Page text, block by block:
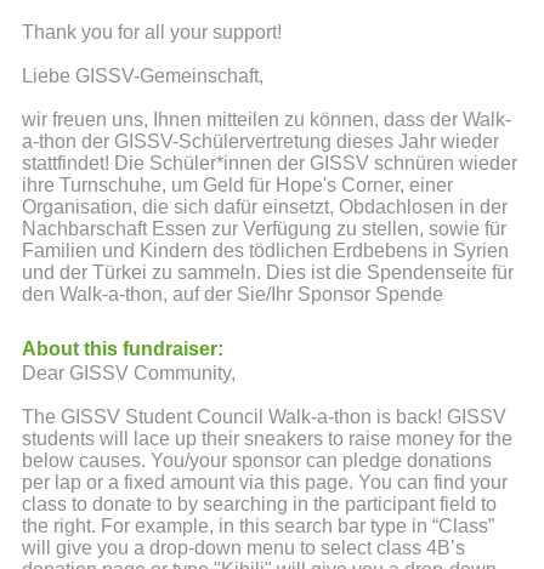
Thank you for all your support!
Liebe GISSV-Gemeinschaft,
wir freuen uns, Ihnen mitteilen zu können, dass der Walk-
a-thon der GISSV-Schülervertretung dieses Jahr wieder
stattfindet! Die Schüler*innen der GISSV schnüren wieder
ihre Turnschuhe, um Geld für Hope's Corner, einer
Organisation, die sich dafür einsetzt, Obdachlosen in der
Nachbarschaft Essen zur Verfügung zu stellen, sowie für
Familien und Kindern des tödlichen Erdbebens in Syrien
und der Türkei zu sammeln. Dies ist die Spendenseite für
den Walk-a-thon, auf der Sie/Ihr Sponsor Spende
About this fundraiser:
Dear GISSV Community,
The GISSV Student Council Walk-a-thon is back! GISSV
students will lace up their sneakers to raise money for the
below causes. You/your sponsor can pledge donations
per lap or a fixed amount via this page. You can find your
class to donate to by searching in the participant field to
the right. For example, in this search bar type in “Class”
will give you a drop-down menu to select class 4B’s